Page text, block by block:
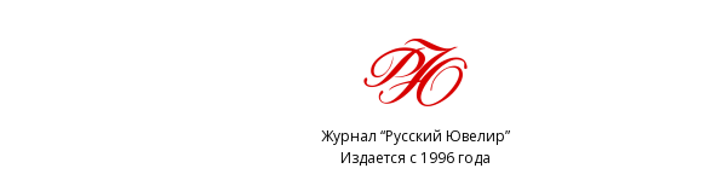
Журнал “Русский Ювелир”
Издается с 1996 года